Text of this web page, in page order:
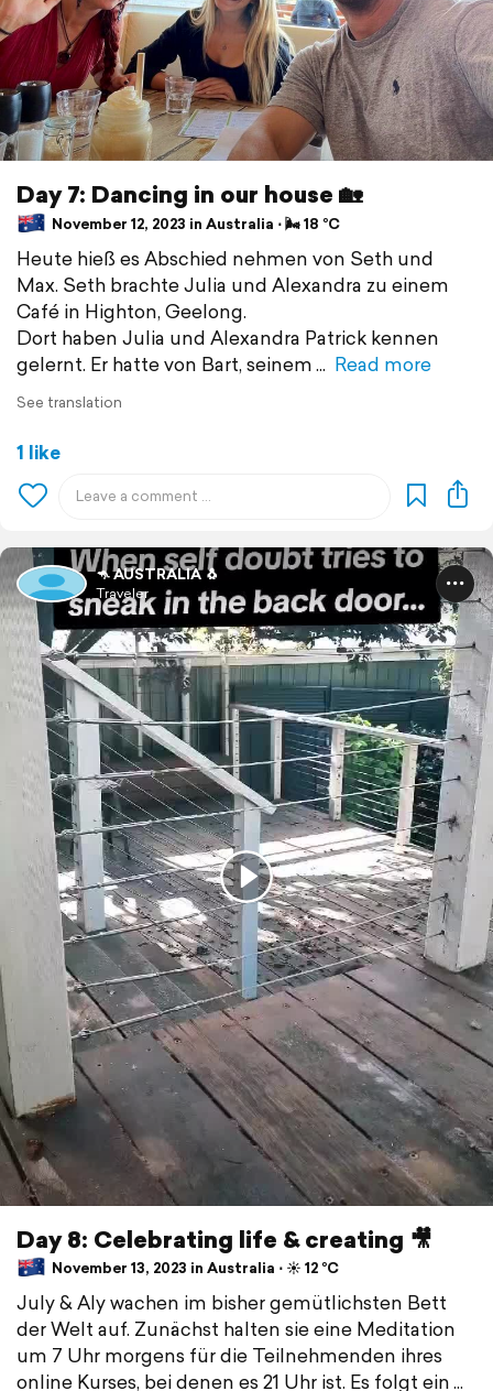
Day 7: Dancing in our house 🏡
November 12, 2023 in Australia ⋅ 🌬 18 °C
Heute hieß es Abschied nehmen von Seth und
Max. Seth brachte Julia und Alexandra zu einem
Café in Highton, Geelong.
Dort haben Julia und Alexandra Patrick kennen
gelernt. Er hatte von Bart, seinem
Read more
See translation
1 like
🦘 AUSTRALIA 🐧
Traveler
Day 8: Celebrating life & creating 🎥
November 13, 2023 in Australia ⋅ ☀️ 12 °C
July & Aly wachen im bisher gemütlichsten Bett
der Welt auf. Zunächst halten sie eine Meditation
um 7 Uhr morgens für die Teilnehmenden ihres
online Kurses, bei denen es 21 Uhr ist. Es folgt ein